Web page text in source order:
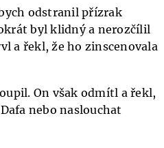
odstranil přízrak
byl klidný a nerozčílil
a řekl, že ho zinscenovala
On však odmítl a řekl,
nebo naslouchat